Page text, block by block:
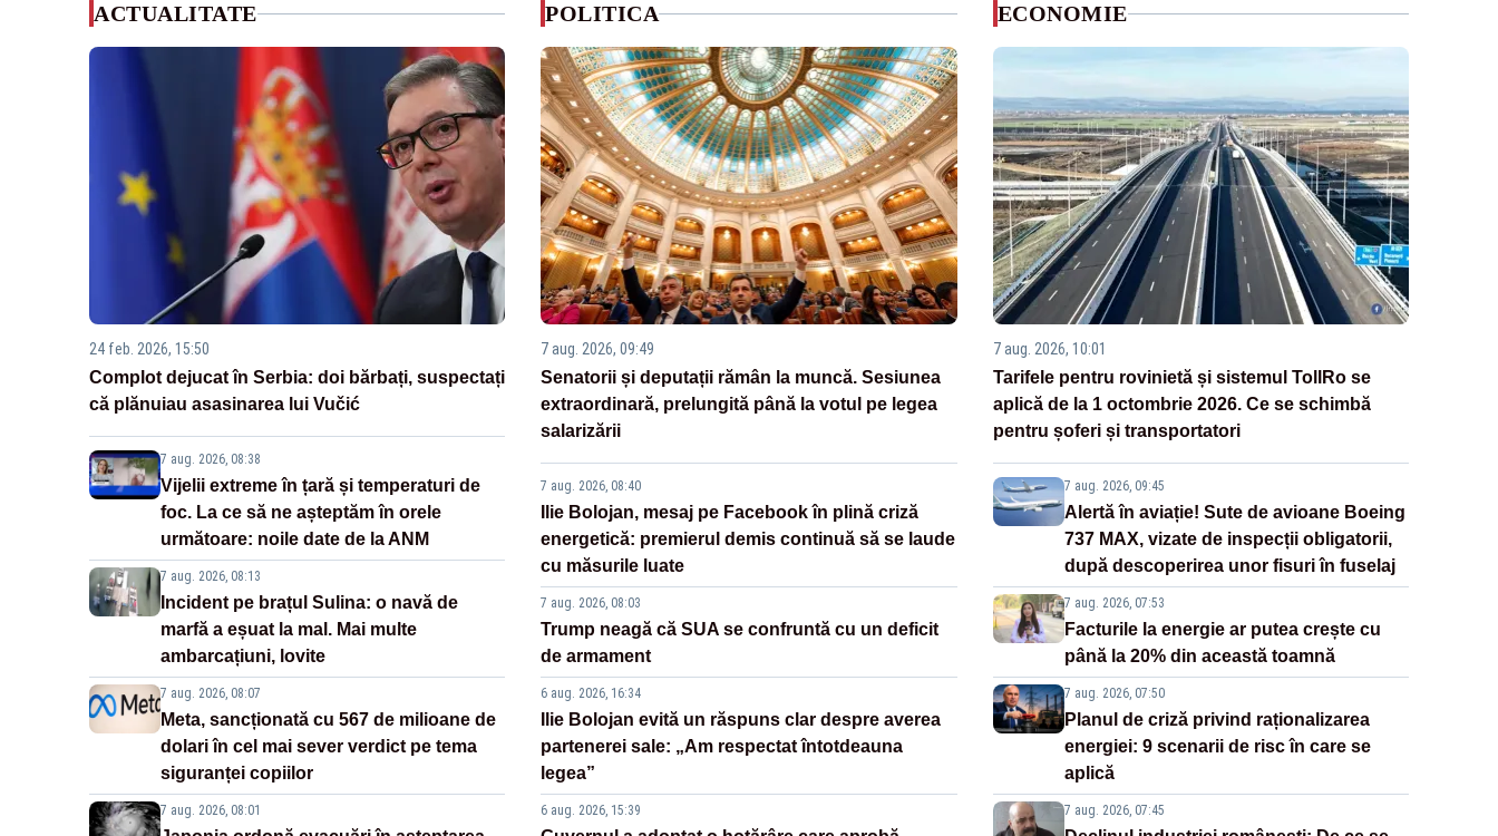
ACTUALITATE
24 feb. 2026, 15:50
Complot dejucat în Serbia: doi bărbați, suspectați
că plănuiau asasinarea lui Vučić
7 aug. 2026, 08:38
Vijelii extreme în țară și temperaturi de
foc. La ce să ne așteptăm în orele
următoare: noile date de la ANM
7 aug. 2026, 08:13
Incident pe brațul Sulina: o navă de
marfă a eșuat la mal. Mai multe
ambarcațiuni, lovite
7 aug. 2026, 08:07
Meta, sancționată cu 567 de milioane de
dolari în cel mai sever verdict pe tema
siguranței copiilor
7 aug. 2026, 08:01
POLITICA
7 aug. 2026, 09:49
Senatorii și deputații rămân la muncă. Sesiunea
extraordinară, prelungită până la votul pe legea
salarizării
7 aug. 2026, 08:40
Ilie Bolojan, mesaj pe Facebook în plină criză
energetică: premierul demis continuă să se laude
cu măsurile luate
7 aug. 2026, 08:03
Trump neagă că SUA se confruntă cu un deficit
de armament
6 aug. 2026, 16:34
Ilie Bolojan evită un răspuns clar despre averea
partenerei sale: „Am respectat întotdeauna
legea”
6 aug. 2026, 15:39
ECONOMIE
7 aug. 2026, 10:01
Tarifele pentru rovinietă și sistemul TollRo se
aplică de la 1 octombrie 2026. Ce se schimbă
pentru șoferi și transportatori
7 aug. 2026, 09:45
Alertă în aviație! Sute de avioane Boeing
737 MAX, vizate de inspecții obligatorii,
după descoperirea unor fisuri în fuselaj
7 aug. 2026, 07:53
Facturile la energie ar putea crește cu
până la 20% din această toamnă
7 aug. 2026, 07:50
Planul de criză privind raționalizarea
energiei: 9 scenarii de risc în care se
aplică
7 aug. 2026, 07:45